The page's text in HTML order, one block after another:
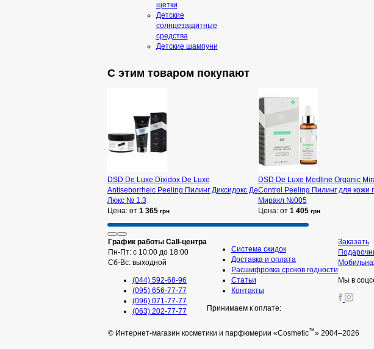
щетки
Детские
солнцезащитные
средства
Детские шампуни
С этим товаром покупают
DSD De Luxe Dixidox De Luxe
Antiseborrheic Peeling Пилинг Диксидокс Де
Люкс № 1.3
Цена: от 1 365 грн
DSD De Luxe Medline Organic
Control Peeling Пилинг для кожи
Миракл №005
Цена: от 1 405 грн
График работы Call-центра
Пн-Пт: с 10:00 до 18:00
Сб-Вс: выходной
(044) 592-68-96
(095) 656-77-77
(096) 071-77-77
(063) 202-77-77
Система скидок
Доставка и оплата
Расшифровка сроков годности
Статьи
Контакты
Принимаем к оплате:
Заказать
Мы в
© Интернет-магазин косметики и парфюмерии «Cosmetic™» 2004–2026